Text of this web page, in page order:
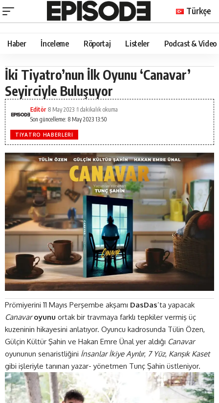
Türkçe
Haber İnceleme Röportaj Listeler Podcast & Video
İki Tiyatro’nun İlk Oyunu ‘Canavar’
Seyirciyle Buluşuyor
Son güncelleme: 8 May 2023 13:50
Editör 8 May 2023 1 dakikalık okuma
TIYATRO HABERLERI
Prömiyerini 11 Mayıs Perşembe akşamı DasDas’ta yapacak
Canavar oyunu ortak bir travmaya farklı tepkiler vermiş üç
kuzeninin hikayesini anlatıyor. Oyuncu kadrosunda Tülin Özen,
Gülçin Kültür Şahin ve Hakan Emre Ünal yer aldığı Canavar
oyununun senaristliğini İnsanlar İkiye Ayrılır, 7 Yüz, Karışık Kaset
gibi işleriyle tanınan yazar- yönetmen Tunç Şahin üstleniyor.